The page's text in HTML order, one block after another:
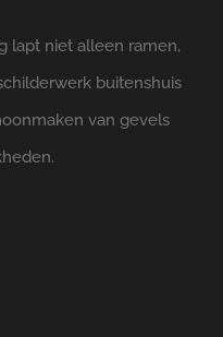
lapt niet alleen ramen,
buitenshuis
van gevels